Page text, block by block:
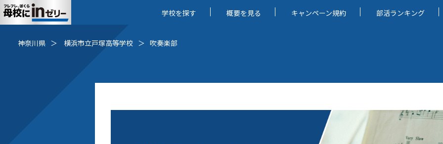
学校を探す 概要を見る キャンペーン規約 部活ランキング
神奈川県 横浜市立戸塚高等学校 吹奏楽部